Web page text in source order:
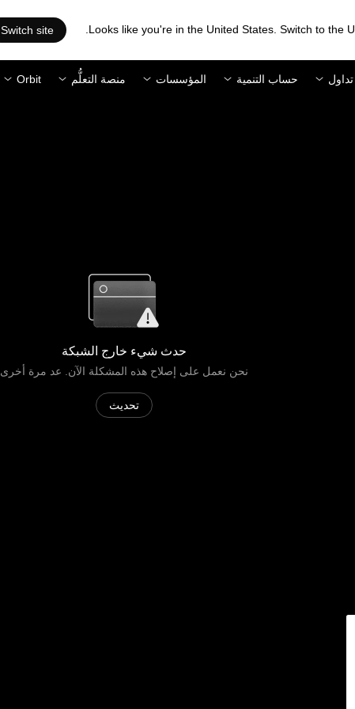
Looks like you're in the United States. Switch to the
Switch site
تداول حساب التنمية المؤسسات منصة التعلُّم Orbit
حدث شيء خارج الشبكة
نحن نعمل على إصلاح هذه المشكلة الآن. عد مرة أخرى
تحديث